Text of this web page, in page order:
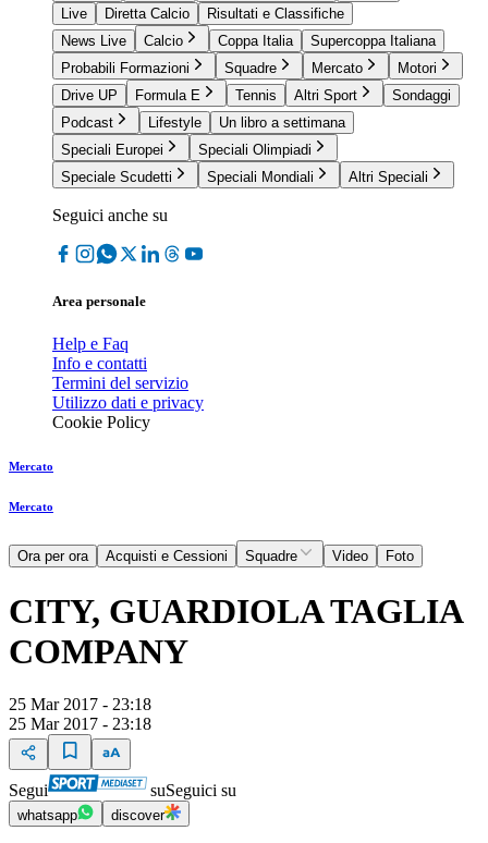
Live
Diretta Calcio
Risultati e Classifiche
News Live
Calcio Coppa Italia
Supercoppa Italiana
Probabili Formazioni
Squadre Mercato
Motori
Drive UP
Formula E Tennis Altri Sport
Sondaggi
Podcast
Lifestyle
Un libro a settimana
Speciali Europei
Speciali Olimpiadi
Speciale Scudetti
Speciali Mondiali Altri Speciali
Seguici anche su
Area personale
Help e Faq
Info e contatti
Termini del servizio
Utilizzo dati e privacy
Cookie Policy
Mercato
Mercato
Ora per ora Acquisti e Cessioni Squadre Video Foto
CITY, GUARDIOLA TAGLIA
COMPANY
25 Mar 2017 - 23:18
25 Mar 2017 - 23:18
Segui suSeguici su
whatsapp discover